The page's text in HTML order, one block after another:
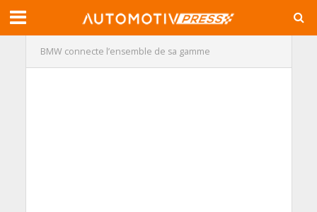
BMW connecte l’ensemble de sa gamme